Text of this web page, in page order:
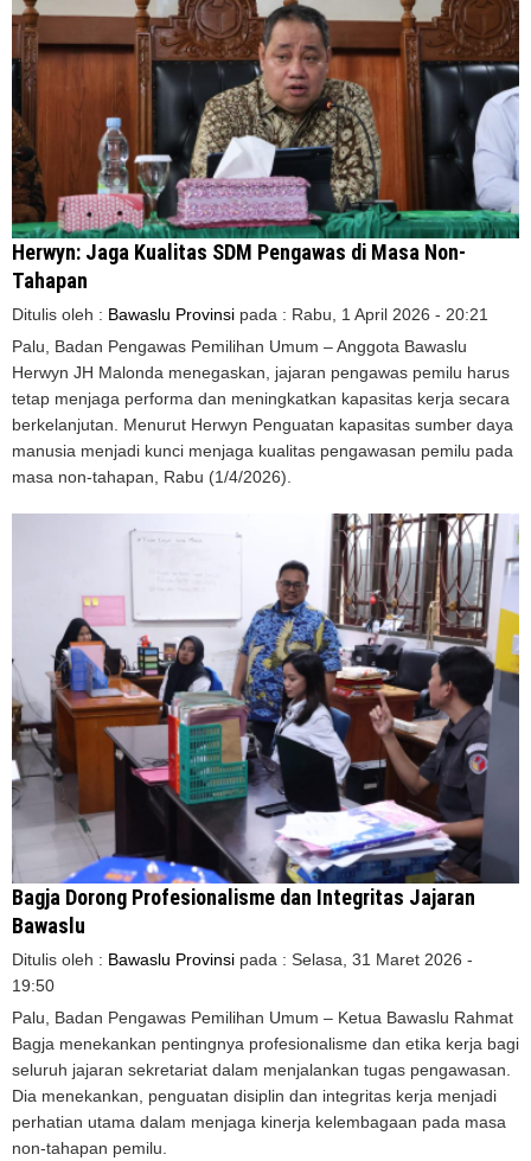
Herwyn: Jaga Kualitas SDM Pengawas di Masa Non-
Tahapan
Ditulis oleh : Bawaslu Provinsi pada : Rabu, 1 April 2026 - 20:21
Palu, Badan Pengawas Pemilihan Umum – Anggota Bawaslu
Herwyn JH Malonda menegaskan, jajaran pengawas pemilu harus
tetap menjaga performa dan meningkatkan kapasitas kerja secara
berkelanjutan. Menurut Herwyn Penguatan kapasitas sumber daya
manusia menjadi kunci menjaga kualitas pengawasan pemilu pada
masa non-tahapan, Rabu (1/4/2026).
Bagja Dorong Profesionalisme dan Integritas Jajaran
Bawaslu
Ditulis oleh : Bawaslu Provinsi pada : Selasa, 31 Maret 2026 -
19:50
Palu, Badan Pengawas Pemilihan Umum – Ketua Bawaslu Rahmat
Bagja menekankan pentingnya profesionalisme dan etika kerja bagi
seluruh jajaran sekretariat dalam menjalankan tugas pengawasan.
Dia menekankan, penguatan disiplin dan integritas kerja menjadi
perhatian utama dalam menjaga kinerja kelembagaan pada masa
non-tahapan pemilu.